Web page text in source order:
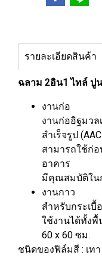
รายละเอียดสินค้า
ฉลาม 2อิน1 ไทล์ ปู
งานก่อ
งานก่ออิฐมวล
สำเร็จรูป
สามารถใช้ก่
อาคาร
มีคุณสมบัติใน
งานกาว
สำหรับกระเบื้
ใช้งานได้ทั้ง
60 x 60 ซม.
ชนิดของฟิล์มสี : เทา